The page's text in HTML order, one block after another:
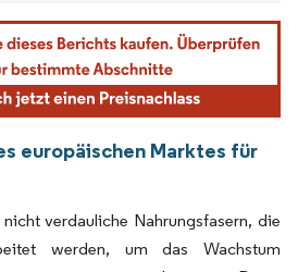
europäischen Marktes für
verdauliche Nahrungsfasern, die
werden, um das Wachstum